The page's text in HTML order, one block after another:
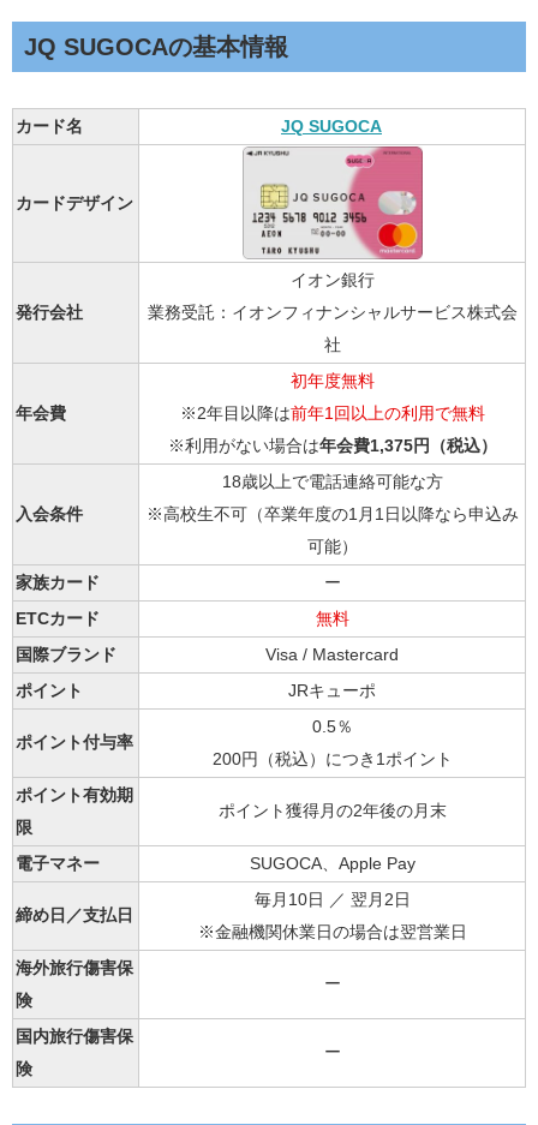
JQ SUGOCAの基本情報
カード名 JQ SUGOCA
カードデザイン
発行会社
イオン銀行
業務受託：イオンフィナンシャルサービス株式会
社
年会費
初年度無料
※2年目以降は前年1回以上の利用で無料
※利用がない場合は年会費1,375円（税込）
入会条件
18歳以上で電話連絡可能な方
※高校生不可（卒業年度の1月1日以降なら申込み
可能）
家族カード
ー
ETCカード
無料
国際ブランド
Visa / Mastercard
ポイント
JRキューポ
ポイント付与率
0.5％
200円（税込）につき1ポイント
ポイント有効期
限
ポイント獲得月の2年後の月末
電子マネー SUGOCA、Apple Pay
締め日／支払日
毎月10日 ／ 翌月2日
※金融機関休業日の場合は翌営業日
海外旅行傷害保
険
ー
国内旅行傷害保
険
ー